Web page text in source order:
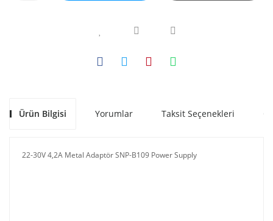
Ürün Bilgisi Yorumlar Taksit Seçenekleri
22-30V 4,2A Metal Adaptör SNP-B109 Power Supply